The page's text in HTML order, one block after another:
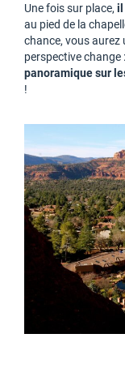
Une fois sur place, il
au pied de la
chance, vous aurez
perspective change
panoramique sur
!